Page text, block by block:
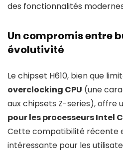
des fonctionnalités
Un compromis entre
évolutivité
Le chipset H610, bien que
overclocking CPU (une
aux chipsets Z-series), offre
pour les processeurs Intel
Cette compatibilité récente
intéressante pour les